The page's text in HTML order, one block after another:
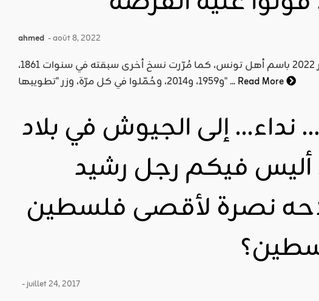
ahmed - août 8, 2022
ها قد مُرّر أيضا، دستور 2022 باسم أهل تونس، كما مُرّرت نسخ أخرى سبقته في سنوات 1861،
و1959، و2014، وحُمّلوا في كل مرّة، وزر "تطويبها" ...Read More
نداء… إلى الجيوش في بلاد
أليس فيكم رجل رشيد
نصرة لأقصى فلسطين
- juillet 24, 2017